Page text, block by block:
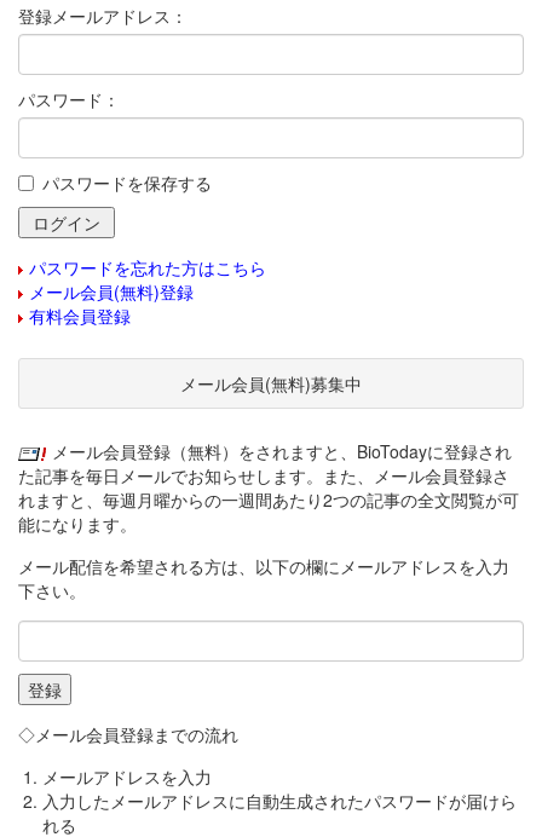
登録メールアドレス：
パスワード：
パスワードを保存する
パスワードを忘れた方はこちら
メール会員(無料)登録
有料会員登録
メール会員(無料)募集中
メール会員登録（無料）をされますと、BioTodayに登録され
た記事を毎日メールでお知らせします。また、メール会員登録さ
れますと、毎週月曜からの一週間あたり2つの記事の全文閲覧が可
能になります。
メール配信を希望される方は、以下の欄にメールアドレスを入力
下さい。
◇メール会員登録までの流れ
メールアドレスを入力
入力したメールアドレスに自動生成されたパスワードが届けら
れる